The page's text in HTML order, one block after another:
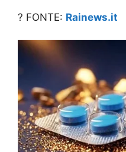
? FONTE: Rainews.it